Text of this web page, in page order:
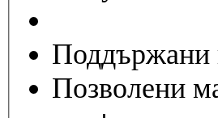
Поддържани
Позволени